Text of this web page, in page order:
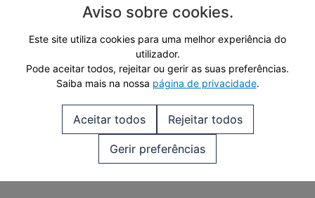
Aviso sobre cookies.
Este site utiliza cookies para uma melhor experiência do
utilizador.
Pode aceitar todos, rejeitar ou gerir as suas preferências.
Saiba mais na nossa página de privacidade.
Aceitar todos Rejeitar todos
Gerir preferências